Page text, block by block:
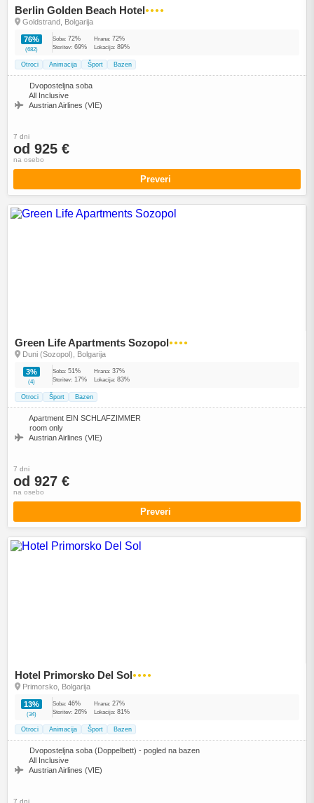
Berlin Golden Beach Hotel●●●●
Goldstrand, Bolgarija
76%
(682)
Soba: 72% Hrana: 72%
Storitev: 69% Lokacija: 89%
Otroci Animacija Šport Bazen
Dvoposteljna soba
All Inclusive
Austrian Airlines (VIE)
7 dni
od 925 €
na osebo
Preveri
Green Life Apartments Sozopol●●●●
Duni (Sozopol), Bolgarija
3%
(4)
Soba: 51% Hrana: 37%
Storitev: 17% Lokacija: 83%
Otroci Šport Bazen
Apartment EIN SCHLAFZIMMER
room only
Austrian Airlines (VIE)
7 dni
od 927 €
na osebo
Preveri
Hotel Primorsko Del Sol●●●●
Primorsko, Bolgarija
13%
(34)
Soba: 46% Hrana: 27%
Storitev: 26% Lokacija: 81%
Otroci Animacija Šport Bazen
Dvoposteljna soba (Doppelbett) - pogled na bazen
All Inclusive
Austrian Airlines (VIE)
7 dni